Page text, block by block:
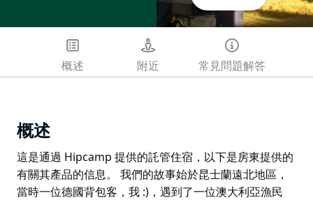
概述 附近 常見問題解答
概述
這是通過 Hipcamp 提供的託管住宿，以下是房東提供的
有關其產品的信息。 我們的故事始於昆士蘭遠北地區，
當時一位德國背包客，我 :)，遇到了一位澳大利亞漁民